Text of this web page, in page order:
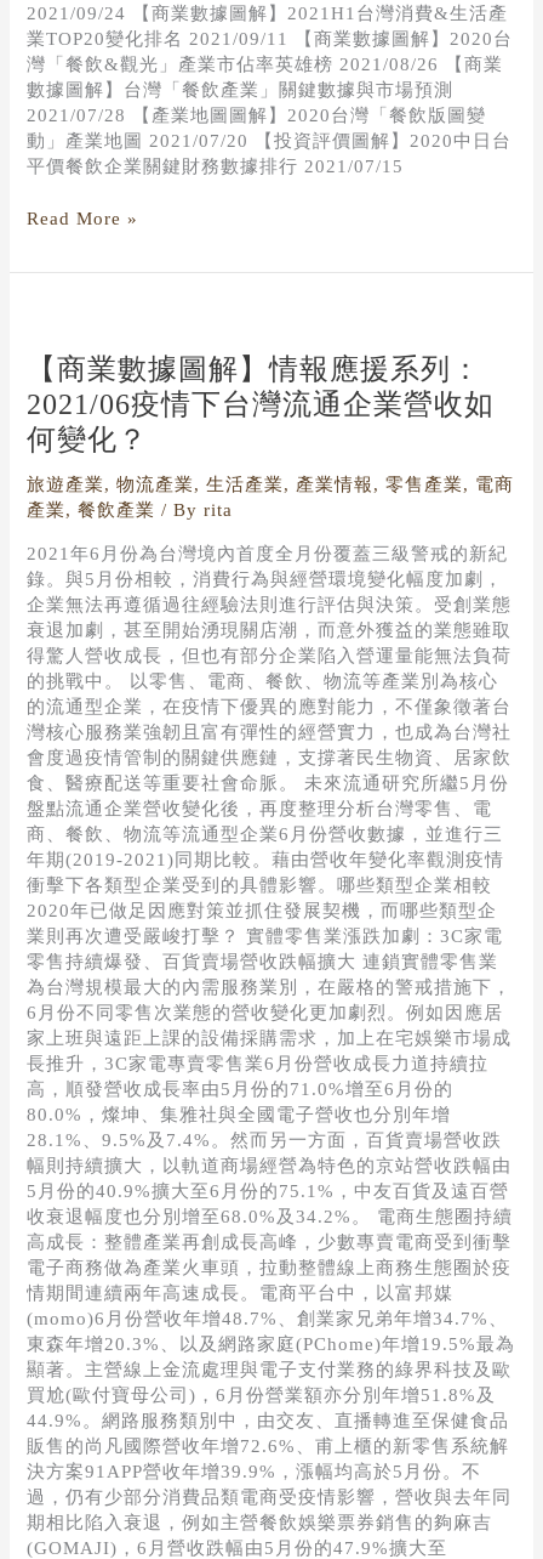
2021/09/24 【商業數據圖解】2021H1台灣消費&生活產
業TOP20變化排名 2021/09/11 【商業數據圖解】2020台
灣「餐飲&觀光」產業市佔率英雄榜 2021/08/26 【商業
數據圖解】台灣「餐飲產業」關鍵數據與市場預測
2021/07/28 【產業地圖圖解】2020台灣「餐飲版圖變
動」產業地圖 2021/07/20 【投資評價圖解】2020中日台
平價餐飲企業關鍵財務數據排行 2021/07/15
Read More »
【商業數據圖解】情報應援系列：
2021/06疫情下台灣流通企業營收如
何變化？
旅遊產業,物流產業,生活產業, 產業情報,零售產業, 電商
產業,餐飲產業 / Byrita
2021年6月份為台灣境內首度全月份覆蓋三級警戒的新紀
錄。與5月份相較，消費行為與經營環境變化幅度加劇，
企業無法再遵循過往經驗法則進行評估與決策。受創業態
衰退加劇，甚至開始湧現關店潮，而意外獲益的業態雖取
得驚人營收成長，但也有部分企業陷入營運量能無法負荷
的挑戰中。 以零售、電商、餐飲、物流等產業別為核心
的流通型企業，在疫情下優異的應對能力，不僅象徵著台
灣核心服務業強韌且富有彈性的經營實力，也成為台灣社
會度過疫情管制的關鍵供應鏈，支撐著民生物資、居家飲
食、醫療配送等重要社會命脈。 未來流通研究所繼5月份
盤點流通企業營收變化後，再度整理分析台灣零售、電
商、餐飲、物流等流通型企業6月份營收數據，並進行三
年期(2019-2021)同期比較。藉由營收年變化率觀測疫情
衝擊下各類型企業受到的具體影響。哪些類型企業相較
2020年已做足因應對策並抓住發展契機，而哪些類型企
業則再次遭受嚴峻打擊？ 實體零售業漲跌加劇：3C家電
零售持續爆發、百貨賣場營收跌幅擴大 連鎖實體零售業
為台灣規模最大的內需服務業別，在嚴格的警戒措施下，
6月份不同零售次業態的營收變化更加劇烈。例如因應居
家上班與遠距上課的設備採購需求，加上在宅娛樂市場成
長推升，3C家電專賣零售業6月份營收成長力道持續拉
高，順發營收成長率由5月份的71.0%增至6月份的
80.0%，燦坤、集雅社與全國電子營收也分別年增
28.1%、9.5%及7.4%。然而另一方面，百貨賣場營收跌
幅則持續擴大，以軌道商場經營為特色的京站營收跌幅由
5月份的40.9%擴大至6月份的75.1%，中友百貨及遠百營
收衰退幅度也分別增至68.0%及34.2%。 電商生態圈持續
高成長：整體產業再創成長高峰，少數專賣電商受到衝擊
電子商務做為產業火車頭，拉動整體線上商務生態圈於疫
情期間連續兩年高速成長。電商平台中，以富邦媒
(momo)6月份營收年增48.7%、創業家兄弟年增34.7%、
東森年增20.3%、以及網路家庭(PChome)年增19.5%最為
顯著。主營線上金流處理與電子支付業務的綠界科技及歐
買尬(歐付寶母公司)，6月份營業額亦分別年增51.8%及
44.9%。網路服務類別中，由交友、直播轉進至保健食品
販售的尚凡國際營收年增72.6%、甫上櫃的新零售系統解
決方案91APP營收年增39.9%，漲幅均高於5月份。不
過，仍有少部分消費品類電商受疫情影響，營收與去年同
期相比陷入衰退，例如主營餐飲娛樂票券銷售的夠麻吉
(GOMAJI)，6月營收跌幅由5月份的47.9%擴大至
據
圖
解】
報
應
系
列：
2021/06
疫
情
下
台
灣
流
通
企
業
營
收
如
何
變
化？